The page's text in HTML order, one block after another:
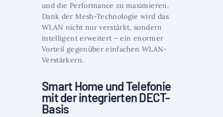
und die Performance zu maximieren.
Dank der Mesh-Technologie wird das
WLAN nicht nur verstärkt, sondern
intelligent erweitert – ein enormer
Vorteil gegenüber einfachen WLAN-
Verstärkern.
Smart Home und Telefonie
mit der integrierten DECT-
Basis